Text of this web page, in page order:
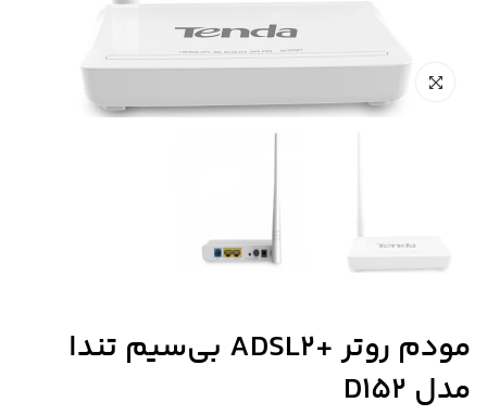
مودم روتر +ADSL2 بی‌سیم تندا
مدل D152